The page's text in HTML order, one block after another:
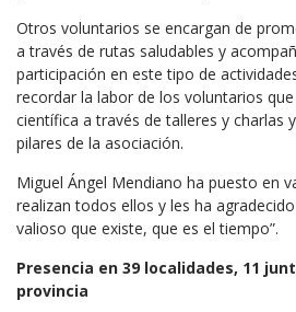
Otros voluntarios se encargan de
a través de rutas saludables y
participación en este tipo de
recordar la labor de los voluntarios
científica a través de talleres y charlas
pilares de la asociación.
Miguel Ángel Mendiano ha puesto en
realizan todos ellos y les ha
valioso que existe, que es el tiempo”.
Presencia en 39 localidades, 11
provincia